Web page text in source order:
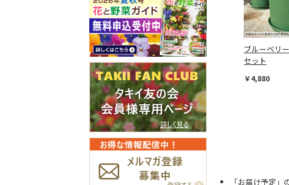
ブルーベリ
セット
￥4,880
「お届け予定」